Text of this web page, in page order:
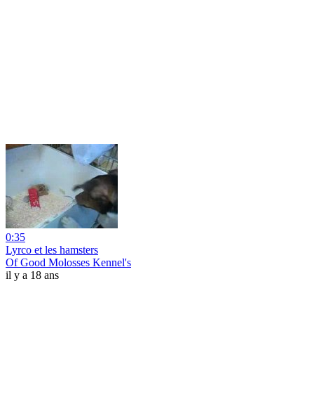
0:35
Lyrco et les hamsters
Of Good Molosses Kennel's
il y a 18 ans